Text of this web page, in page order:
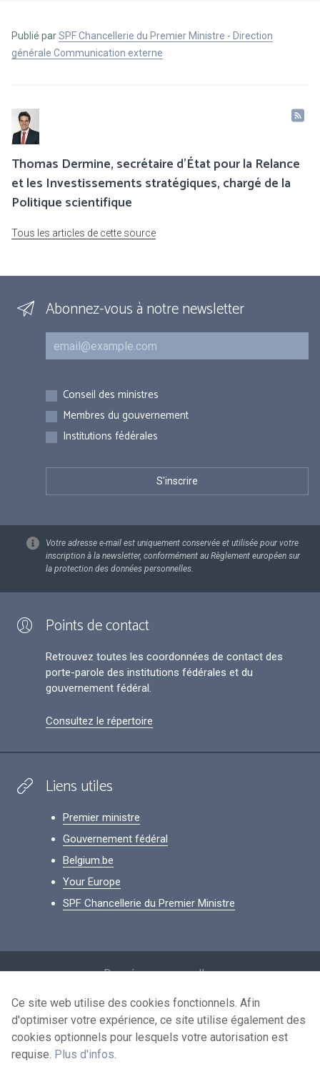
Publié parSPF Chancellerie du Premier Ministre - Direction
générale Communication externe
Thomas Dermine, secrétaire d’État pour la Relance
et les Investissements stratégiques, chargé de la
Politique scientifique
Tous les articles de cette source
Abonnez-vous à notre newsletter
Courriel
Inscriptions
Conseil des ministres
Membres du gouvernement
Institutions fédérales
Votre adresse e-mail est uniquement conservée et utilisée pour votre
inscription à la newsletter, conformément au Règlement européen sur
la protection des données personnelles.
Points de contact
Retrouvez toutes les coordonnées de contact des
porte-parole des institutions fédérales et du
gouvernement fédéral.
Consultez le répertoire
Liens utiles
Premier ministre
Gouvernement fédéral
Belgium.be
Your Europe
SPF Chancellerie du Premier Ministre
Données personnelles
Conditions de réutilisation
Contactez-nous
Ce site web utilise des cookies fonctionnels. Afin
d'optimiser votre expérience, ce site utilise également des
cookies optionnels pour lesquels votre autorisation est
requise. Plus d'infos.